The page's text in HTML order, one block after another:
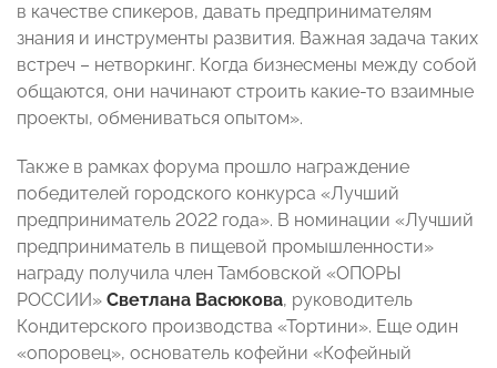
в качестве спикеров, давать предпринимателям
знания и инструменты развития. Важная задача таких
встреч – нетворкинг. Когда бизнесмены между собой
общаются, они начинают строить какие-то взаимные
проекты, обмениваться опытом».
Также в рамках форума прошло награждение
победителей городского конкурса «Лучший
предприниматель 2022 года». В номинации «Лучший
предприниматель в пищевой промышленности»
награду получила член Тамбовской «ОПОРЫ
РОССИИ» Светлана Васюкова, руководитель
Кондитерского производства «Тортини». Еще один
«опоровец», основатель кофейни «Кофейный